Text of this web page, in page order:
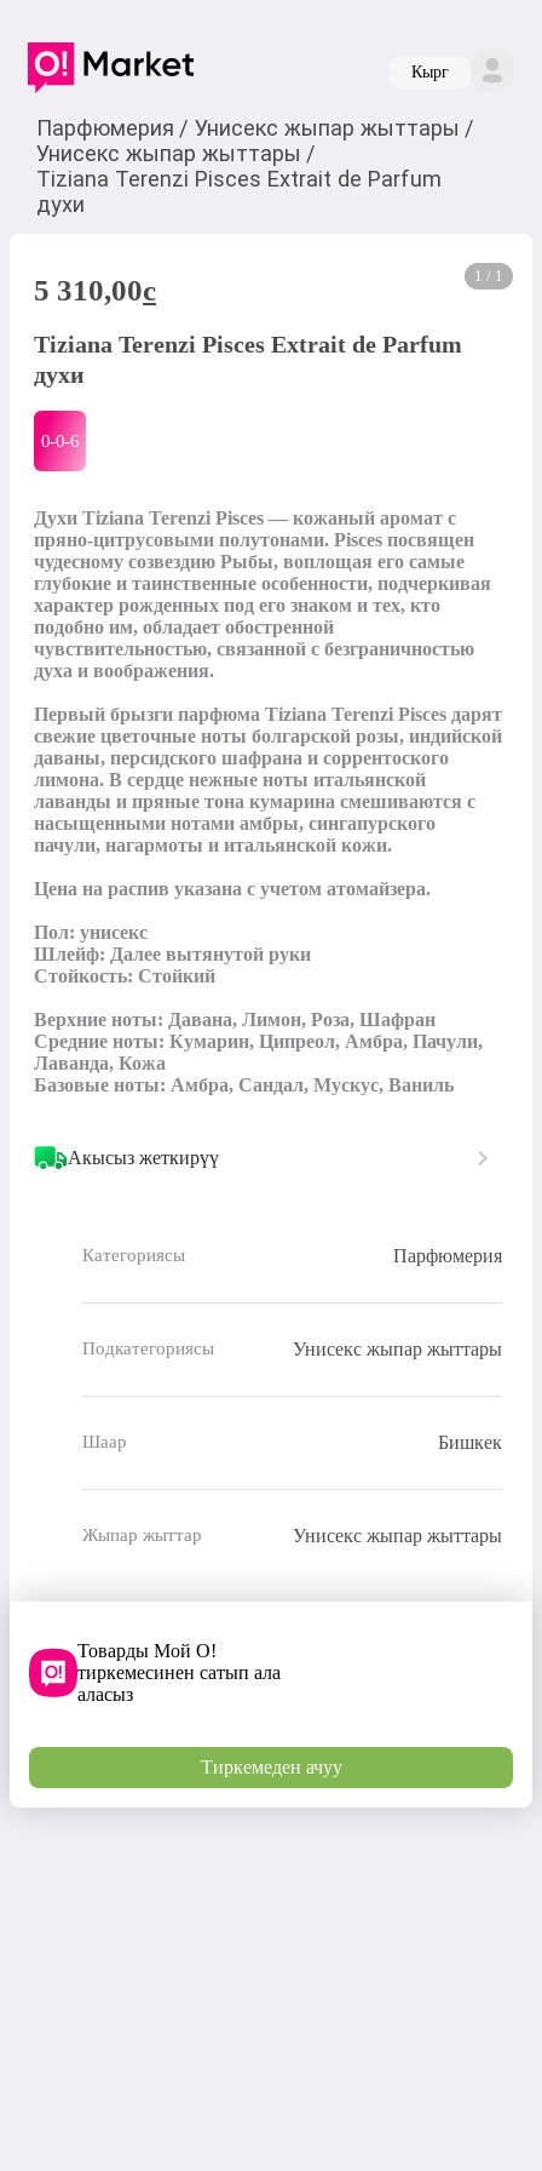
Кырг
Парфюмерия / Унисекс жыпар жыттары /
Унисекс жыпар жыттары /
Tiziana Terenzi Pisces Extrait de Parfum
духи
1 / 1
5 310,00c
Tiziana Terenzi Pisces Extrait de Parfum
духи
0-0-6
Духи Tiziana Terenzi Pisces — кожаный аромат с
пряно-цитрусовыми полутонами. Pisces посвящен
чудесному созвездию Рыбы, воплощая его самые
глубокие и таинственные особенности, подчеркивая
характер рожденных под его знаком и тех, кто
подобно им, обладает обостренной
чувствительностью, связанной с безграничностью
духа и воображения.
Первый брызги парфюма Tiziana Terenzi Pisces дарят
свежие цветочные ноты болгарской розы, индийской
даваны, персидского шафрана и соррентоского
лимона. В сердце нежные ноты итальянской
лаванды и пряные тона кумарина смешиваются с
насыщенными нотами амбры, сингапурского
пачули, нагармоты и итальянской кожи.
Цена на распив указана с учетом атомайзера.
Пол: унисекс
Шлейф: Далее вытянутой руки
Стойкость: Стойкий
Верхние ноты: Давана, Лимон, Роза, Шафран
Средние ноты: Кумарин, Ципреол, Амбра, Пачули,
Лаванда, Кожа
Базовые ноты: Амбра, Сандал, Мускус, Ваниль
Акысыз жеткирүү
Категориясы Парфюмерия
Подкатегориясы Унисекс жыпар жыттары
Шаар Бишкек
Жыпар жыттар Унисекс жыпар жыттары
Товарды Мой О!
тиркемесинен сатып ала
аласыз
Тиркемеден ачуу